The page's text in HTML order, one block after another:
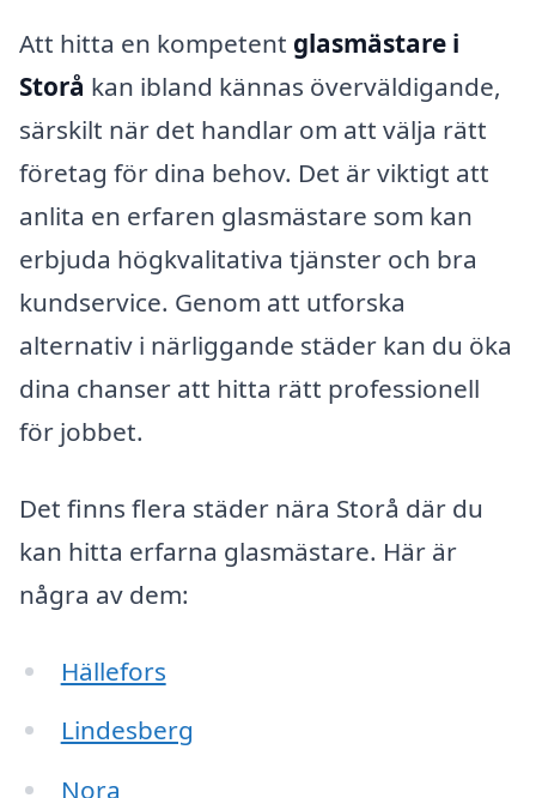
Att hitta en kompetent glasmästare i
Storå kan ibland kännas överväldigande,
särskilt när det handlar om att välja rätt
företag för dina behov. Det är viktigt att
anlita en erfaren glasmästare som kan
erbjuda högkvalitativa tjänster och bra
kundservice. Genom att utforska
alternativ i närliggande städer kan du öka
dina chanser att hitta rätt professionell
för jobbet.
Det finns flera städer nära Storå där du
kan hitta erfarna glasmästare. Här är
några av dem:
Hällefors
Lindesberg
Nora